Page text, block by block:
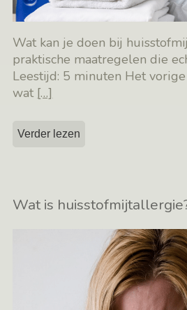
Wat kan je doen bij
praktische maatregelen die
Leestijd: 5 minuten Het
wat […]
Verder lezen
Wat is